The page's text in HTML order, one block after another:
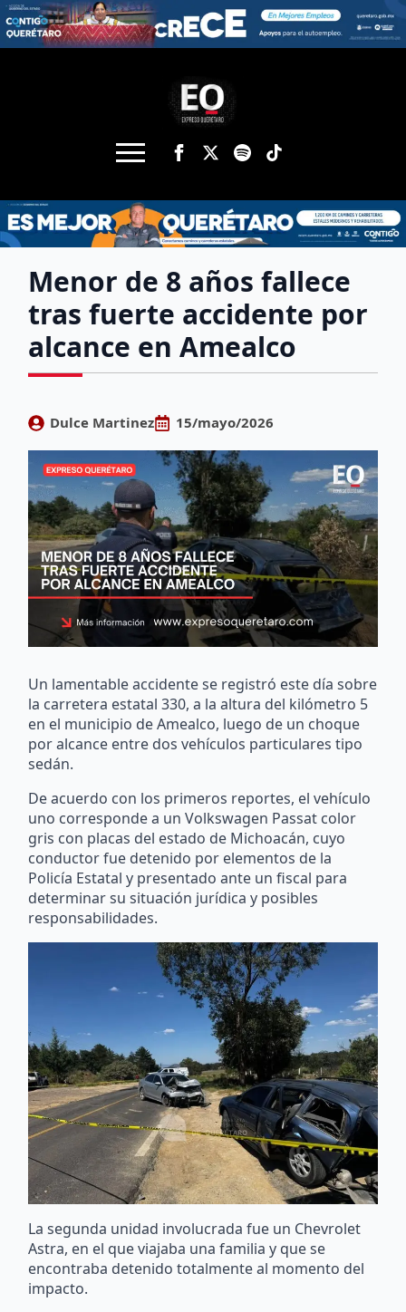
Menor de 8 años fallece
tras fuerte accidente por
alcance en Amealco
Dulce Martinez 15/mayo/2026
Un lamentable accidente se registró este día sobre
la carretera estatal 330, a la altura del kilómetro 5
en el municipio de Amealco, luego de un choque
por alcance entre dos vehículos particulares tipo
sedán.
De acuerdo con los primeros reportes, el vehículo
uno corresponde a un Volkswagen Passat color
gris con placas del estado de Michoacán, cuyo
conductor fue detenido por elementos de la
Policía Estatal y presentado ante un fiscal para
determinar su situación jurídica y posibles
responsabilidades.
La segunda unidad involucrada fue un Chevrolet
Astra, en el que viajaba una familia y que se
encontraba detenido totalmente al momento del
impacto.